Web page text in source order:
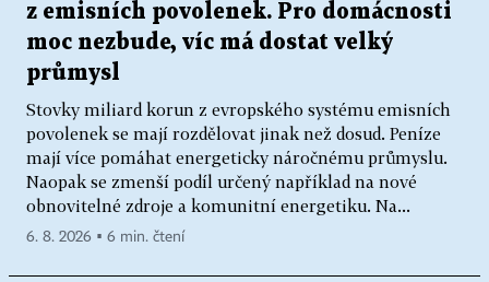
z emisních povolenek. Pro domácnosti
moc nezbude, víc má dostat velký
průmysl
Stovky miliard korun z evropského systému emisních
povolenek se mají rozdělovat jinak než dosud. Peníze
mají více pomáhat energeticky náročnému průmyslu.
Naopak se zmenší podíl určený například na nové
obnovitelné zdroje a komunitní energetiku. Na...
6. 8. 2026 ▪ 6 min. čtení